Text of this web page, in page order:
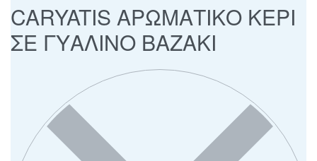
CARYATIS ΑΡΩΜΑΤΙΚΟ ΚΕΡΙ
ΣΕ ΓΥΑΛΙΝΟ ΒΑΖΑΚΙ